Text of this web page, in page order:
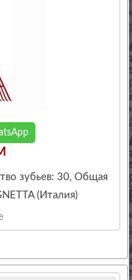
зубьев: 30, Общая
(Италия)